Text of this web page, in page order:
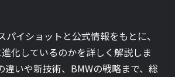
パイショットと公式情報をもとに、
化しているのかを詳しく解説しま
違いや新技術、BMWの戦略まで、総